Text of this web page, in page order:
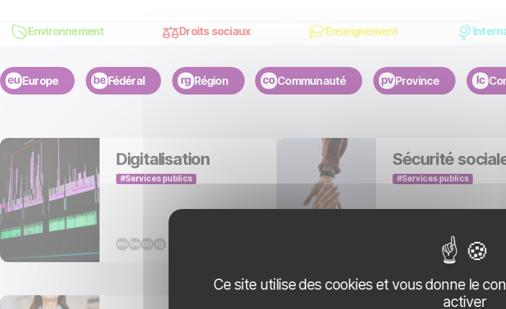
Environnement Droits sociaux Enseignement
Europe Fédéral Région Communauté Province
Digitalisation
Services publics
Sécurité
Services publics
Ce site utilise des cookies et vous donne le
activer